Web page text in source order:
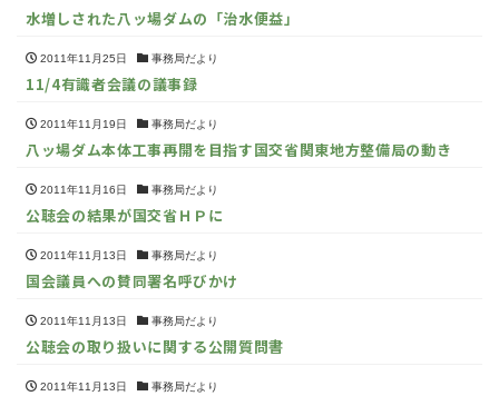
水増しされた八ッ場ダムの「治水便益」
2011年11月25日 事務局だより
11/4有識者会議の議事録
2011年11月19日 事務局だより
八ッ場ダム本体工事再開を目指す国交省関東地方整備局の動き
2011年11月16日 事務局だより
公聴会の結果が国交省ＨＰに
2011年11月13日 事務局だより
国会議員への賛同署名呼びかけ
2011年11月13日 事務局だより
公聴会の取り扱いに関する公開質問書
2011年11月13日 事務局だより